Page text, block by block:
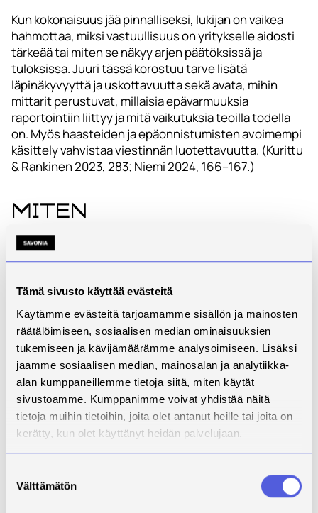
Tämä sivusto käyttää evästeitä
Käytämme evästeitä tarjoamamme sisällön ja mainosten
räätälöimiseen, sosiaalisen median ominaisuuksien
tukemiseen ja kävijämäärämme analysoimiseen. Lisäksi
jaamme sosiaalisen median, mainosalan ja analytiikka-
alan kumppaneillemme tietoja siitä, miten käytät
sivustoamme. Kumppanimme voivat yhdistää näitä
tietoja muihin tietoihin, joita olet antanut heille tai joita on
kerätty, kun olet käyttänyt heidän palvelujaan.
valinta
Välttämätön
Kun kokonaisuus jää pinnalliseksi, lukijan on vaikea
hahmottaa, miksi vastuullisuus on yritykselle aidosti
tärkeää tai miten se näkyy arjen päätöksissä ja
tuloksissa. Juuri tässä korostuu tarve lisätä
läpinäkyvyyttä ja uskottavuutta sekä avata, mihin
mittarit perustuvat, millaisia epävarmuuksia
raportointiin liittyy ja mitä vaikutuksia teoilla todella
on. Myös haasteiden ja epäonnistumisten avoimempi
käsittely vahvistaa viestinnän luotettavuutta. (Kurittu
& Rankinen 2023, 283; Niemi 2024, 166–167.)
Miten
vastuullisuudesta
tehdään kilpailuetu?
Vastuullisuus voi toimia kilpailuetuna silloin, kun se
Yritykset, jotka onnistuvat tässä, tekevät kolme asiaa
erityisen hyvin.
Ensinnäkin ne kytkevät vastuullisuuden osaksi
strategiaa. Se ei ole erillinen teema, vaan osa
liiketoiminnan ydintä ja päätöksentekoa. Kun yhteys
tavoitteisiin ja liiketoiminnan logiikkaan avataan
selkeästi, viestintä saa enemmän painoarvoa. (Porter
Toiseksi ne tekevät vastuullisuudesta konkreettista.
Yleisluontoisten lupausten sijaan esiin nostetaan